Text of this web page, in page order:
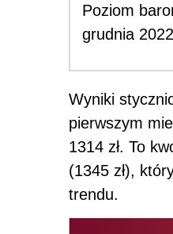
Poziom
grudnia
Wyniki
pierwszym
1314 zł. To
(1345 zł),
trendu.